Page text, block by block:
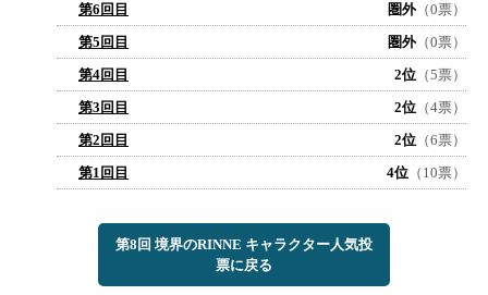
第6回目
圏外（0票）
第5回目
圏外（0票）
第4回目
2位 （5票）
第3回目
2位 （4票）
第2回目
2位 （6票）
第1回目
4位 （10票）
第8回 境界のRINNE キャラクター人気投
票に戻る